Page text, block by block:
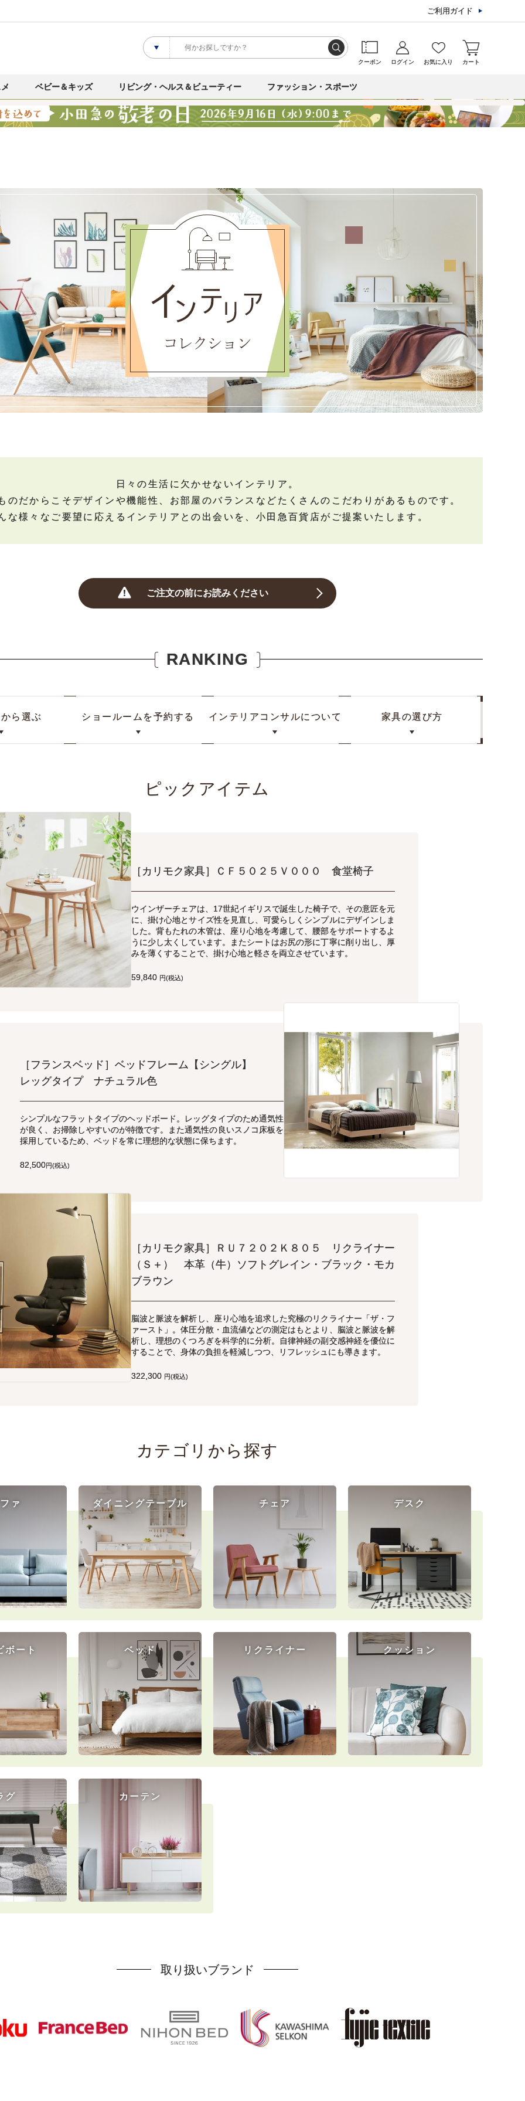
ご利用ガイド
クーポン ログイン お気に入り カート
ベビー＆キッズ リビング・ヘルス＆ビューティー ファッション・スポーツ
日々の生活に欠かせないインテリア。
のだからこそデザインや機能性、お部屋のバランスなどたくさんのこだわりがあるものです。
な様々なご要望に応えるインテリアとの出会いを、小田急百貨店がご提案いたします。
ご注文の前にお読みください
RANKING
ら選ぶ ショールームを予約する インテリアコンサルについて 家具の選び方
ピックアイテム
［カリモク家具］ＣＦ５０２５Ｖ０００ 食堂椅子
ウインザーチェアは、17世紀イギリスで誕生した椅子で、その意匠を元
に、掛け心地とサイズ性を見直し、可愛らしくシンプルにデザインしま
した。背もたれの木管は、座り心地を考慮して、腰部をサポートするよ
うに少し太くしています。またシートはお尻の形に丁寧に削り出し、厚
みを薄くすることで、掛け心地と軽さを両立させています。
59,840 円(税込)
［フランスベッド］ベッドフレーム【シングル】
レッグタイプ ナチュラル色
シンプルなフラットタイプのヘッドボード。レッグタイプのため通気性
が良く、お掃除しやすいのが特徴です。また通気性の良いスノコ床板を
採用しているため、ベッドを常に理想的な状態に保ちます。
82,500円(税込)
［カリモク家具］ＲＵ７２０２Ｋ８０５ リクライナー
（Ｓ＋） 本革（牛）ソフトグレイン・ブラック・モカ
ブラウン
脳波と脈波を解析し、座り心地を追求した究極のリクライナー「ザ・フ
ァースト」。体圧分散・血流値などの測定はもとより、脳波と脈波を解
析し、理想のくつろぎを科学的に分析。自律神経の副交感神経を優位に
することで、身体の負担を軽減しつつ、リフレッシュにも導きます。
322,300 円(税込)
カテゴリから探す
ァ ダイニングテーブル チェア デスク
ボート ベッド リクライナー クッション
グ カーテン
取り扱いブランド